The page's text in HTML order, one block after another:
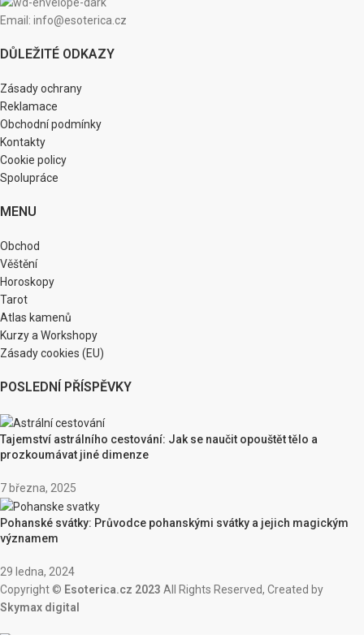
Email: info@esoterica.cz
DŮLEŽITÉ ODKAZY
Zásady ochrany
Reklamace
Obchodní podmínky
Kontakty
Cookie policy
Spolupráce
MENU
Obchod
Věštění
Horoskopy
Tarot
Atlas kamenů
Kurzy a Workshopy
Zásady cookies (EU)
POSLEDNÍ PŘÍSPĚVKY
Tajemství astrálního cestování: Jak se naučit opouštět tělo a
prozkoumávat jiné dimenze
7 března, 2025
Pohanské svátky: Průvodce pohanskými svátky a jejich magickým
významem
29 ledna, 2024
Copyright © Esoterica.cz 2023 All Rights Reserved, Created by
Skymax digital